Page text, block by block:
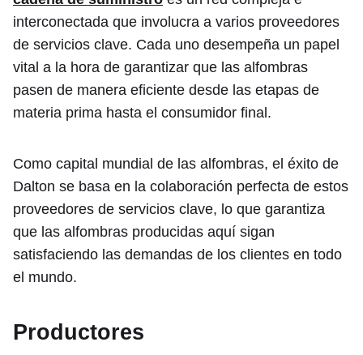
interconectada que involucra a varios proveedores
de servicios clave. Cada uno desempeña un papel
vital a la hora de garantizar que las alfombras
pasen de manera eficiente desde las etapas de
materia prima hasta el consumidor final.
Como capital mundial de las alfombras, el éxito de
Dalton se basa en la colaboración perfecta de estos
proveedores de servicios clave, lo que garantiza
que las alfombras producidas aquí sigan
satisfaciendo las demandas de los clientes en todo
el mundo.
Productores